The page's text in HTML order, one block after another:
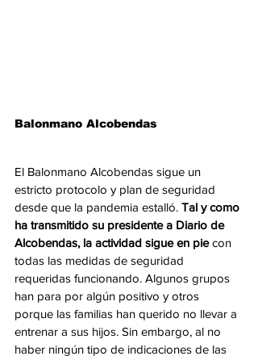
Balonmano Alcobendas
El Balonmano Alcobendas sigue un
estricto protocolo y plan de seguridad
desde que la pandemia estalló. Tal y como
ha transmitido su presidente a Diario de
Alcobendas, la actividad sigue en pie con
todas las medidas de seguridad
requeridas funcionando. Algunos grupos
han para por algún positivo y otros
porque las familias han querido no llevar a
entrenar a sus hijos. Sin embargo, al no
haber ningún tipo de indicaciones de las